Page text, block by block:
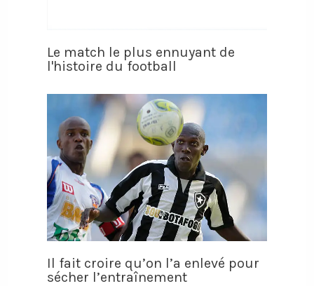
Le match le plus ennuyant de
l'histoire du football
Il fait croire qu’on l’a enlevé pour
sécher l’entraînement